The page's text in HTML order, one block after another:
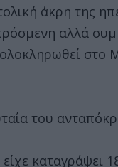
άκρη της
αλλά
στο
του
καταγράψει